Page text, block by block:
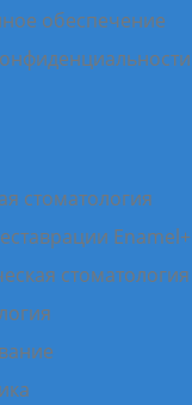
обеспечение
стоматология
Enamel+
стоматология